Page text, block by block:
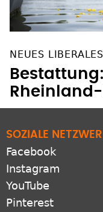
NEUES
SOZIALE
Facebook
Instagram
YouTube
Pinterest